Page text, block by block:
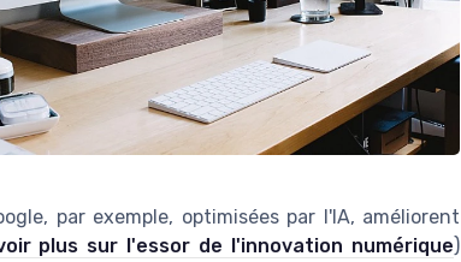
par exemple, optimisées par l'IA, améliorent
plus sur l'essor de l'innovation numérique)